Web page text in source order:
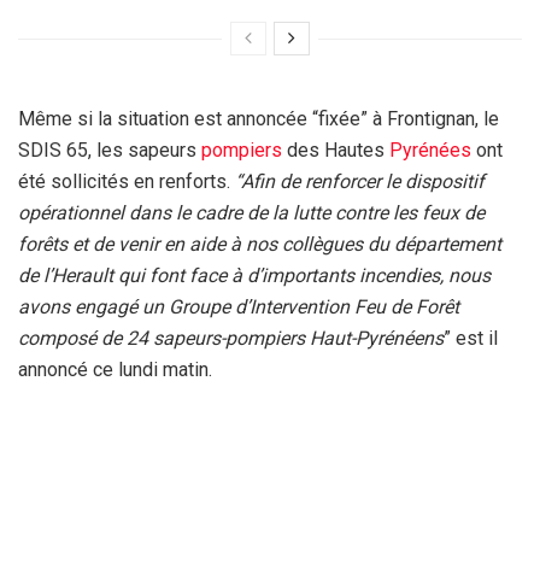
Même si la situation est annoncée “fixée” à Frontignan, le
SDIS 65, les sapeurs pompiers des Hautes Pyrénées ont
été sollicités en renforts. “Afin de renforcer le dispositif
opérationnel dans le cadre de la lutte contre les feux de
forêts et de venir en aide à nos collègues du département
de l’Herault qui font face à d’importants incendies, nous
avons engagé un Groupe d’Intervention Feu de Forêt
composé de 24 sapeurs-pompiers Haut-Pyrénéens” est il
annoncé ce lundi matin.